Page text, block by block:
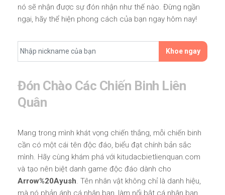
nó sẽ nhận được sự đón nhận như thế nào. Đừng ngần
ngại, hãy thể hiện phong cách của bạn ngay hôm nay!
Khoe ngay
Đón Chào Các Chiến Binh Liên
Quân
Mang trong mình khát vọng chiến thắng, mỗi chiến binh
cần có một cái tên độc đáo, biểu đạt chính bản sắc
mình. Hãy cùng khám phá với kitudacbietlienquan.com
và tạo nên biệt danh game độc đáo dành cho
Arrow%20Ayush. Tên nhân vật không chỉ là danh hiệu,
mà nó phản ánh cá nhân bạn, làm nổi bật cá nhân bạn